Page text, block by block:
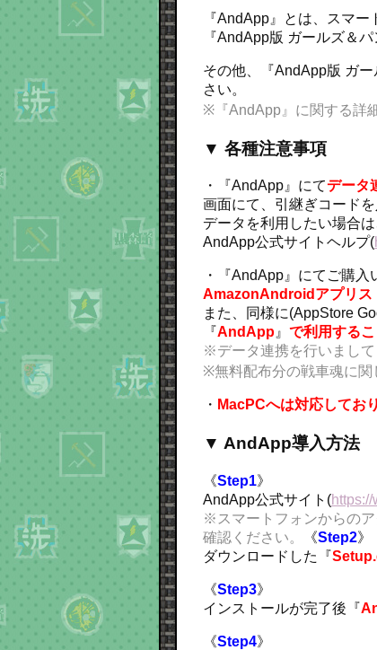
『AndApp』とは、スマ
『AndApp版 ガールズ＆
その他、『AndApp版 ガ
さい。
※『AndApp』に関する詳
▼ 各種注意事項
・『AndApp』にてデータ
画面にて、引継ぎコード
データを利用したい場合
AndApp公式サイトヘルプ(
・『AndApp』にてご購
AmazonAndroidアプリス
また、同様に(AppStore
『AndApp 』 で利用するこ
※データ連携を行いまして
※無料配布分の戦車魂に関
・ MacPCへは対応してお
▼ AndApp導入方法
《Step1》
AndApp公式サイト(
※スマートフォンからの
確認ください。
《Step2》
ダウンロードした『
《Step3》
インストールが完了後『
《Step4》